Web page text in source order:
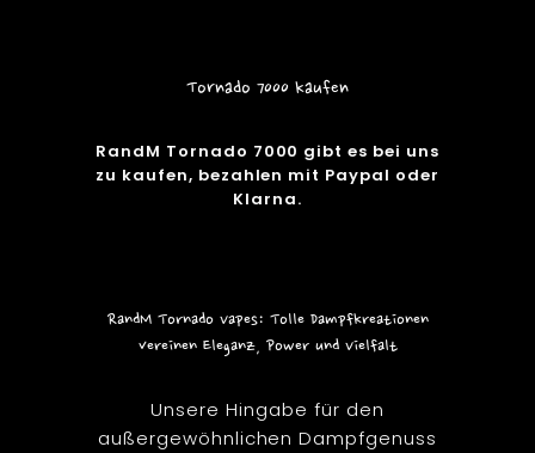
Tornado 7000 kaufen
RandM Tornado 7000 gibt es bei uns
zu kaufen, bezahlen mit Paypal oder
Klarna.
RandM Tornado Vapes: Tolle Dampfkreationen
vereinen Eleganz, Power und Vielfalt
Unsere Hingabe für den
außergewöhnlichen Dampfgenuss